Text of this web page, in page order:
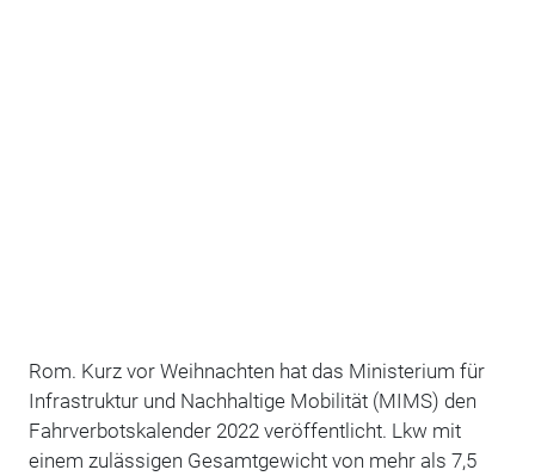
Rom. Kurz vor Weihnachten hat das Ministerium für
Infrastruktur und Nachhaltige Mobilität (MIMS) den
Fahrverbotskalender 2022 veröffentlicht. Lkw mit
einem zulässigen Gesamtgewicht von mehr als 7,5